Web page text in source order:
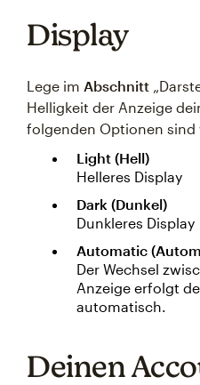
Display
Lege im Abschnitt
Helligkeit der Anzeige
folgenden Optionen sind
Light (Hell)
Helleres Display
Dark (Dunkel)
Dunkleres Display
Automatic
Der Wechsel
Anzeige erfolgt
automatisch.
Deinen